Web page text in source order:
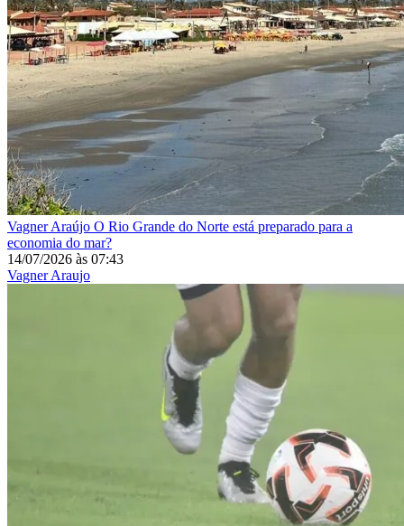
Vagner Araújo O Rio Grande do Norte está preparado para a
economia do mar?
14/07/2026 às 07:43
Vagner Araujo